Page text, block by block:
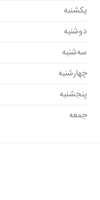
یکشنبه
دوشنبه
سه‌شنبه
چهارشنبه
پنجشنبه
جمعه